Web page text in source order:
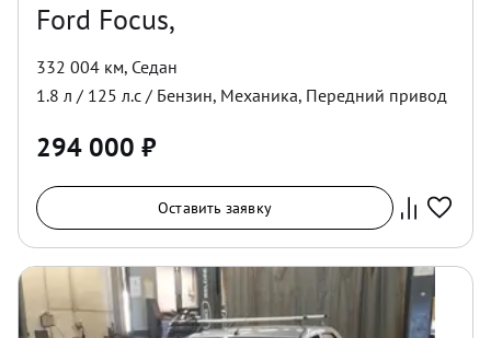
Ford Focus,
332 004 км, Седан
1.8 л / 125 л.с / Бензин, Механика, Передний привод
294 000 ₽
Оставить заявку